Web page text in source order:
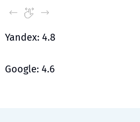
Yandex: 4.8
Google: 4.6